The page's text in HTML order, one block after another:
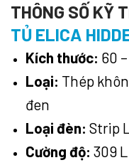
THÔNG SỐ KỸ
TỦ ELICA
Kích thước: 60
Loại: Thép
đen
Loại đèn: Strip
Cường độ: 309